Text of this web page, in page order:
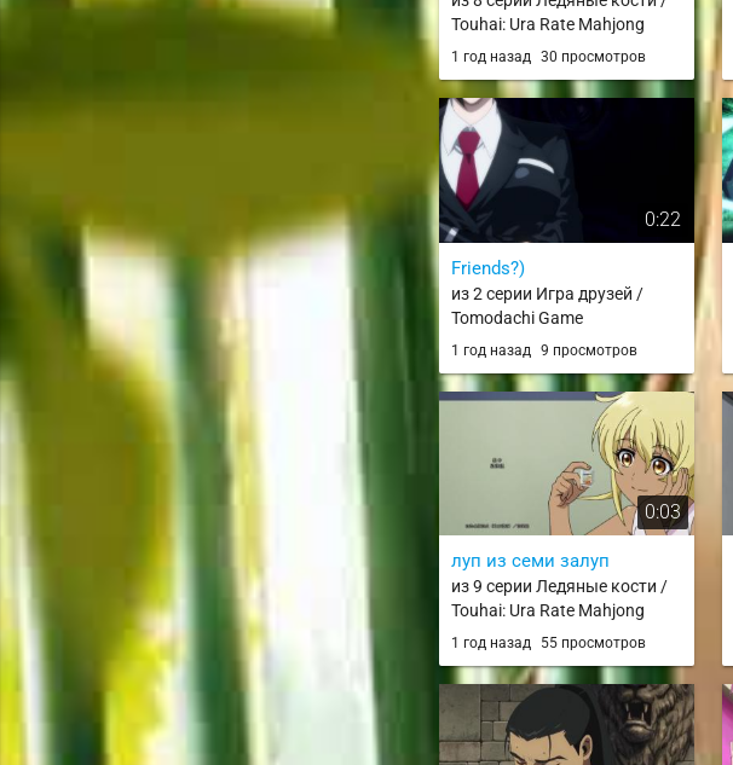
Touhai: Ura Rate Mahjong
Touhairoku
1 год назад 30 просмотров
0:22
Friends?)
из 2 серии Игра друзей /
Tomodachi Game
1 год назад 9 просмотров
0:03
луп из семи залуп
из 9 серии Ледяные кости /
Touhai: Ura Rate Mahjong
Touhairoku
1 год назад 55 просмотров